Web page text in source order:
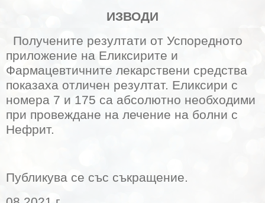
ИЗВОДИ
Получените резултати от Успоредното
приложение на Еликсирите и
Фармацевтичните лекарствени средства
показаха отличен резултат. Еликсири с
номера 7 и 175 са абсолютно необходими
при провеждане на лечение на болни с
Нефрит.
Публикува се със съкращение.